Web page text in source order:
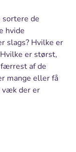
sortere de
hvide
slags? Hvilke er
er størst,
af de
mange eller få
væk der er